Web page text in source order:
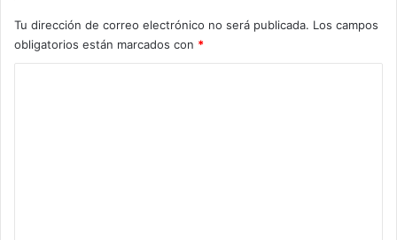
Tu dirección de correo electrónico no será publicada. Los campos
obligatorios están marcados con *